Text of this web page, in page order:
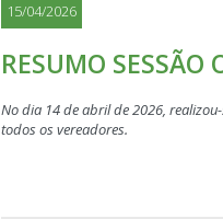
15/04/2026
RESUMO SESSÃO
No dia 14 de abril de 2026,
todos os vereadores.